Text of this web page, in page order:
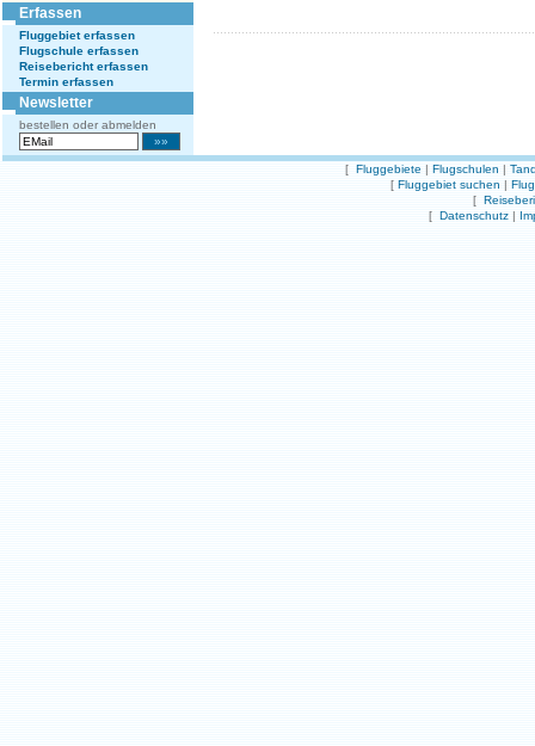
Erfassen
Fluggebiet erfassen
Flugschule erfassen
Reisebericht erfassen
Termin erfassen
Newsletter
bestellen oder abmelden
[ Fluggebiete | Flugschulen |
[ Fluggebiet suchen |
[
[ Datenschutz |